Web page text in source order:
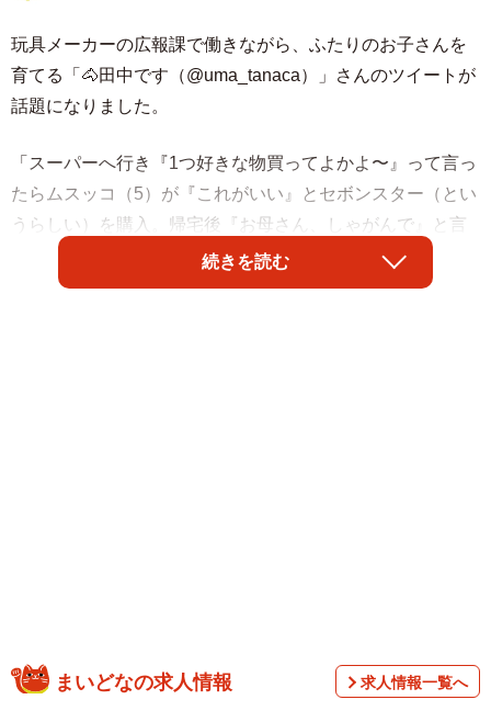
玩具メーカーの広報課で働きながら、ふたりのお子さんを
育てる「🐴田中です（@uma_tanaca）」さんのツイートが
話題になりました。
「スーパーへ行き『1つ好きな物買ってよかよ〜』って言っ
たらムスッコ（5）が『これがいい』とセボンスター（とい
うらしい）を購入。帰宅後『お母さん、しゃがんで』と言
われたのでしゃがんだら『いつもありがとう』ってセボン
スターのネックレスをプレゼントしてくれた」のだそうで
1/4
続きを読む
まいどなの求人情報 求人情報一覧へ